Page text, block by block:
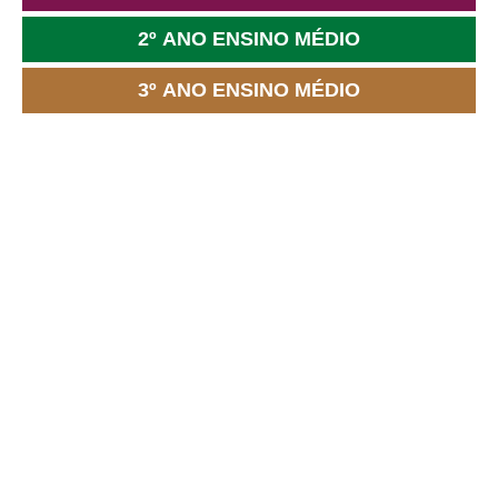
2º ANO ENSINO MÉDIO
3º ANO ENSINO MÉDIO